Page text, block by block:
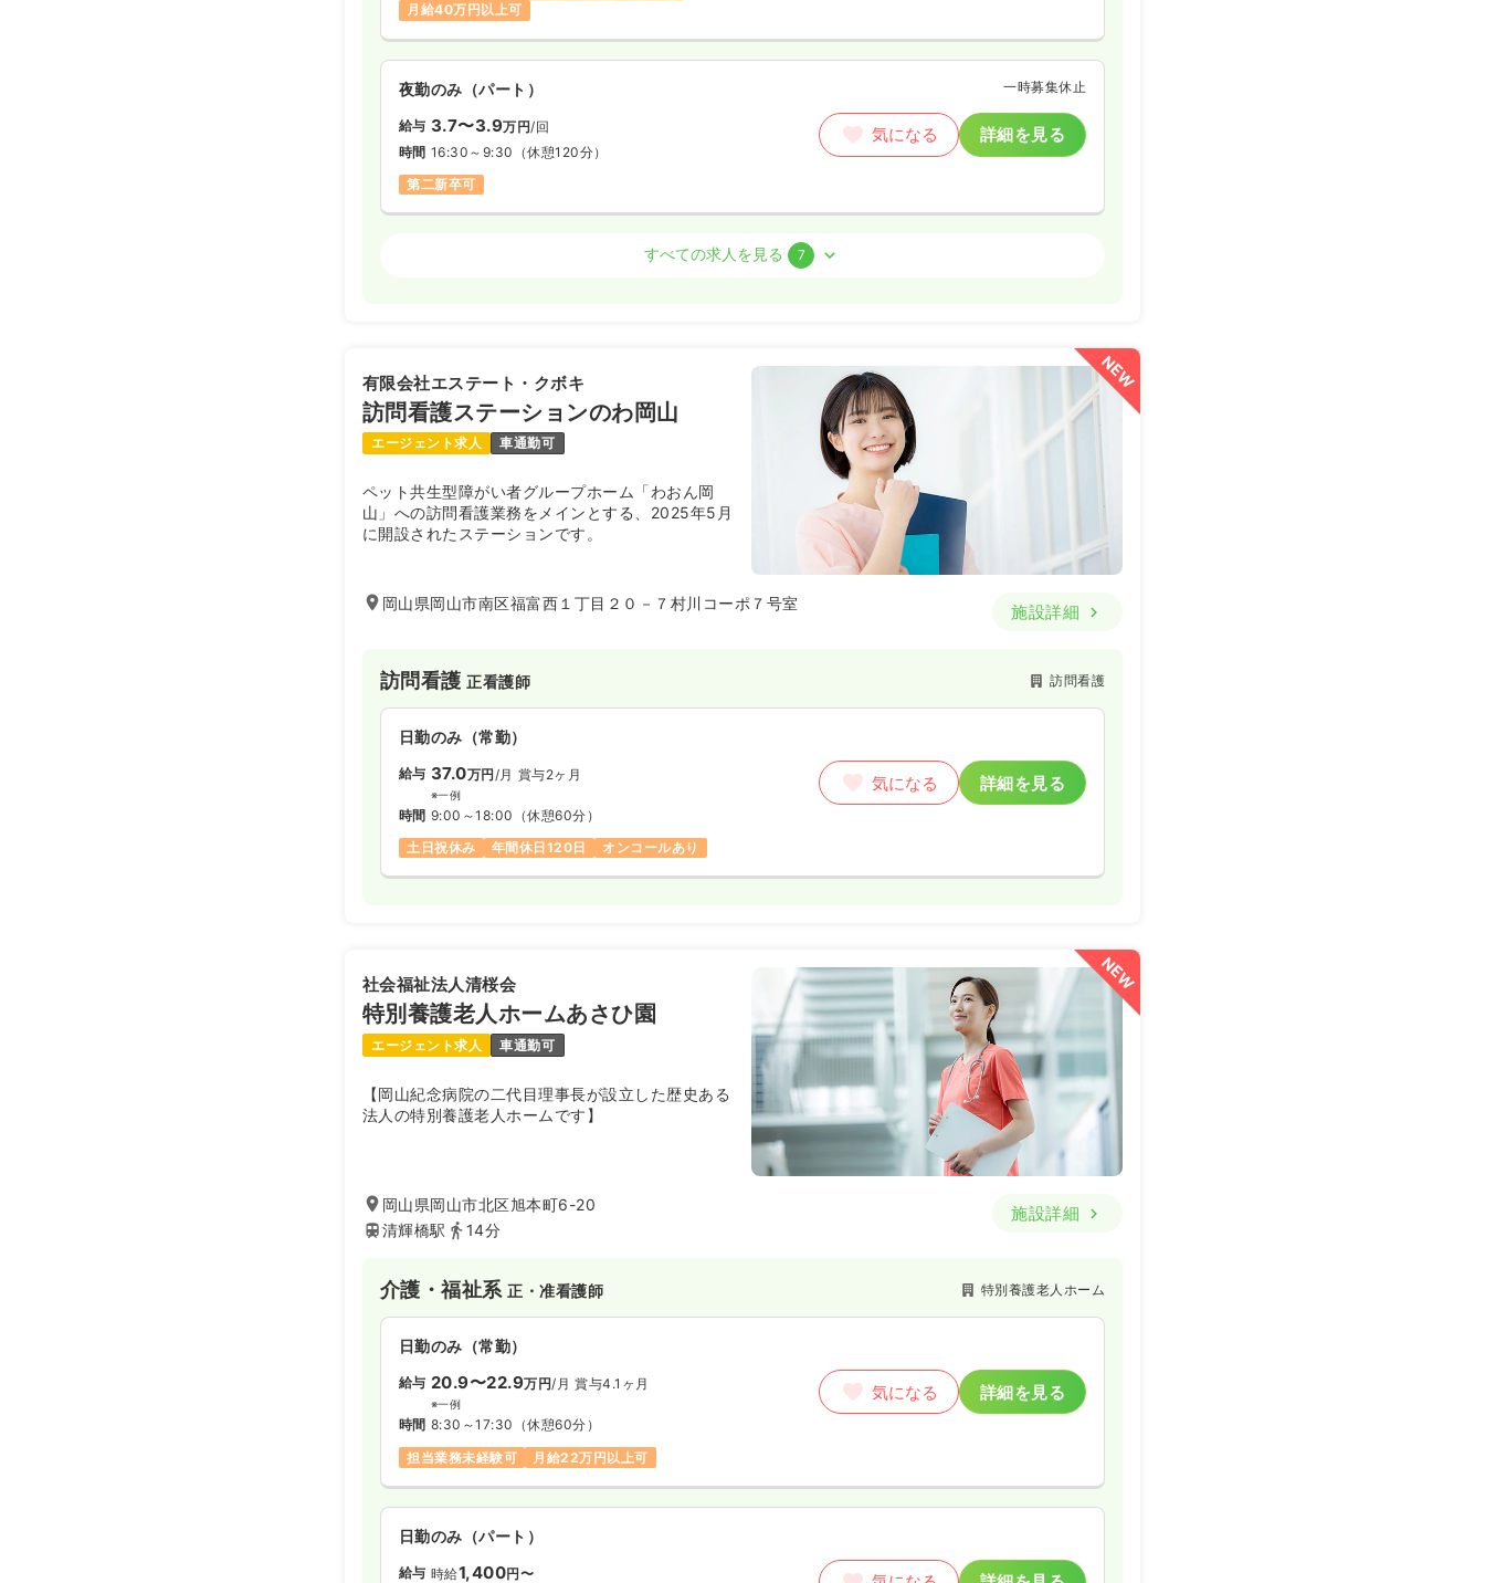
月給40万円以上可
夜勤のみ（パート） 一時募集休止
給与 3.7〜3.9万円/回
時間 16:30～9:30 （休憩120分）
第二新卒可
気になる 詳細を見る
時間 8:30～17:30 （休憩60分）
年間休日120日
第二新卒可 月給34万円以上可
日勤のみ（パート）
給与 時給 1,500円
気になる
3交代（常勤）
28.6〜34.1万円/月 賞与3.2ヶ月
時間 8:30～17:30（休憩60分）
年間休日120日
第二新卒可
気になる 詳細を見る
夜勤のみ（常勤）
夜勤のみ（パート） 一時募集休止
3.7〜3.9
/回
時間 16:30～9:30（休憩120分）
気になる 詳細を見る
オペ室(手術室)正看護師 一般病院
給与 26.2万円〜/月 賞与3.2ヶ月
※経験5年の例
時間 8:30～17:30（休憩60分）
年間休日126日
月給27万円以上可
日勤のみ（パート）
給与 時給1,500円〜
時間 8:30～17:30
オンコールあり
すべての求人を見る 7
NEW
有限会社エステート・クボキ
訪問看護ステーションのわ岡山
エージェント求人 車通勤可
ペット共生型障がい者グループホーム「わおん岡
山」への訪問看護業務をメインとする、2025年5月
に開設されたステーションです。
岡山県岡山市南区福富西１丁目２０－７村川コーポ７号室 施設詳細
訪問看護正看護師 訪問看護
日勤のみ（常勤）
給与 37.0万円/月 賞与2ヶ月
※一例
時間 9:00～18:00 （休憩60分）
土日祝休み
年間休日120日 オンコールあり
気になる 詳細を見る
NEW
社会福祉法人清桜会
特別養護老人ホームあさひ園
エージェント求人 車通勤可
【岡山紀念病院の二代目理事長が設立した歴史ある
法人の特別養護老人ホームです】
岡山県岡山市北区旭本町6-20
清輝橋駅
14分
施設詳細
介護・福祉系正・准看護師 特別養護老人ホーム
日勤のみ（常勤）
給与 20.9〜22.9万円/月 賞与4.1ヶ月
※一例
時間 8:30～17:30 （休憩60分）
担当業務未経験可
月給22万円以上可
気になる 詳細を見る
日勤のみ（パート）
給与 時給1,400円〜